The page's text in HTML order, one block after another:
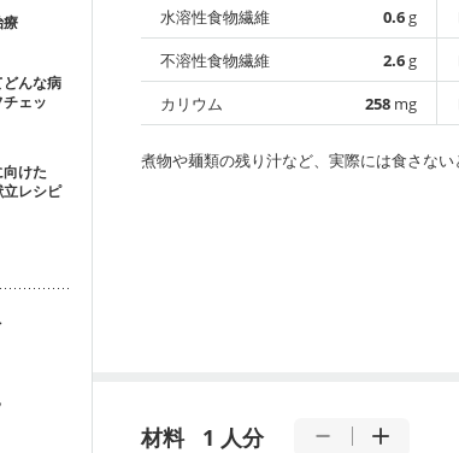
療
んな病
ェッ
向けた
レシピ
水溶性食物繊維
0.6g
不溶性食物繊維
2.6g
カリウム
258 mg
煮物や麺類の残り汁など、実際には食さな
材料 1 人分